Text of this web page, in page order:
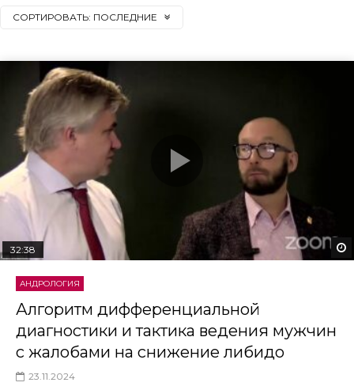
СОРТИРОВАТЬ: ПОСЛЕДНИЕ
32:38
АНДРОЛОГИЯ
Алгоритм дифференциальной
диагностики и тактика ведения мужчин
с жалобами на снижение либидо
23.11.2024